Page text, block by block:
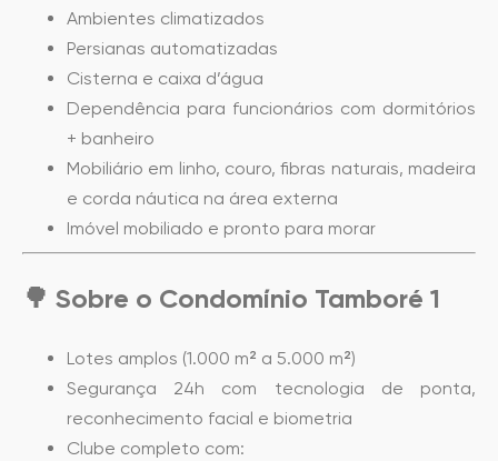
Ambientes climatizados
Persianas automatizadas
Cisterna e caixa d’água
Dependência para funcionários com dormitórios
+ banheiro
Mobiliário em linho, couro, fibras naturais, madeira
e corda náutica na área externa
Imóvel mobiliado e pronto para morar
🌳 Sobre o Condomínio Tamboré 1
Lotes amplos (1.000 m² a 5.000 m²)
Segurança 24h com tecnologia de ponta,
reconhecimento facial e biometria
Clube completo com: